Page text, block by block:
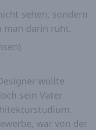
sehen, sondern
man darin ruht.
wollte
sein Vater
war von der